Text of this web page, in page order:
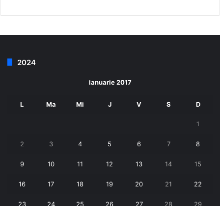
2024
ianuarie 2017
L Ma Mi J V S D
1
2 3 4 5 6 7 8
9 10 11 12 13 14 15
16 17 18 19 20 21 22
23 24 25 26 27 28 29